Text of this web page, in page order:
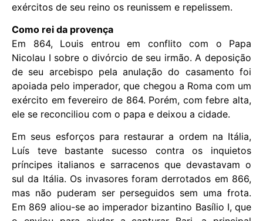
exércitos de seu reino os reunissem e repelissem.
Como rei da provença
Em 864, Louis entrou em conflito com o Papa
Nicolau I sobre o divórcio de seu irmão. A deposição
de seu arcebispo pela anulação do casamento foi
apoiada pelo imperador, que chegou a Roma com um
exército em fevereiro de 864. Porém, com febre alta,
ele se reconciliou com o papa e deixou a cidade.
Em seus esforços para restaurar a ordem na Itália,
Luís teve bastante sucesso contra os inquietos
príncipes italianos e sarracenos que devastavam o
sul da Itália. Os invasores foram derrotados em 866,
mas não puderam ser perseguidos sem uma frota.
Em 869 aliou-se ao imperador bizantino Basílio I, que